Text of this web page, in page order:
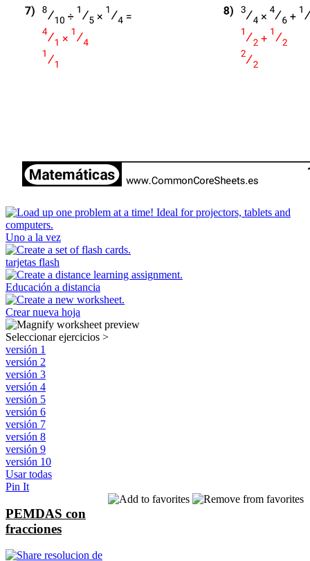
Uno a la vez
tarjetas flash
Educación a distancia
Crear nueva hoja
Seleccionar ejercicios >
versión 1
versión 2
versión 3
versión 4
versión 5
versión 6
versión 7
versión 8
versión 9
versión 10
Usar todas
Pin It
PEMDAS con
fracciones